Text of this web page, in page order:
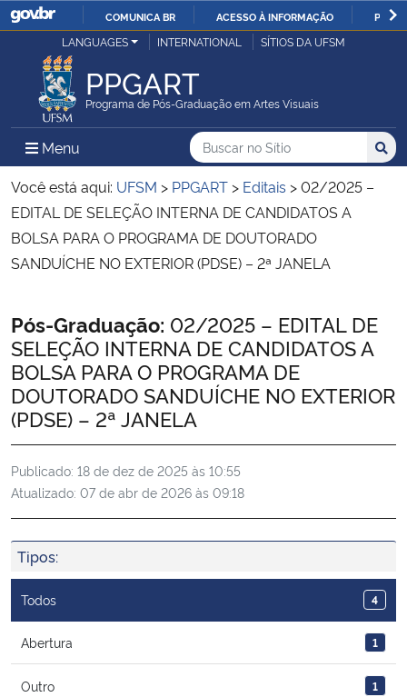
IR
COMUNICA BR ACESSO À INFORMAÇÃO
Ministério da Justiça e Segurança Pública
Ministério da Defesa
Ministério das Relações Exteriores
Ministério da Economia
Ministério da Agricultura, Pecuária e Abastecimento
Ministério da Educação
Ministério da Cidadania
Ministério da Saúde
Ministério de Minas e Energia
Ministério da Ciência, Tecnologia, Inovações e Comunicações
Ministério do Turismo
LANGUAGES INTERNATIONAL SÍTIOS DA UFSM
PPGART
Programa de Pós-Graduação em Artes Visuais
Menu Menu Principal do Sítio
Busca
Buscar no no Sítio
Busca:
Você está aqui: UFSM > PPGART > Editais >02/2025 –
EDITAL DE SELEÇÃO INTERNA DE CANDIDATOS A
BOLSA PARA O PROGRAMA DE DOUTORADO
SANDUÍCHE NO EXTERIOR (PDSE) – 2ª JANELA
Início do conteúdo
Pós-Graduação: 02/2025 – EDITAL DE
SELEÇÃO INTERNA DE CANDIDATOS A
BOLSA PARA O PROGRAMA DE
DOUTORADO SANDUÍCHE NO EXTERIOR
(PDSE) – 2ª JANELA
Publicado: 18 de dez de 2025 às 10:55
Atualizado: 07 de abr de 2026 às 09:18
Tipos:
Todos 4
Abertura 1
Outro 1